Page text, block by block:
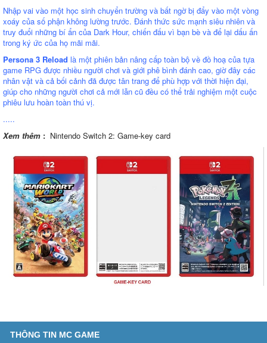
Nhập vai vào một học sinh chuyển trường và bất ngờ bị đẩy vào một vòng
xoáy của số phận không lường trước. Đánh thức sức mạnh siêu nhiên và
truy đuổi những bí ẩn của Dark Hour, chiến đấu vì bạn bè và để lại dấu ấn
trong ký ức của họ mãi mãi.
Persona 3 Reload là một phiên bản nâng cấp toàn bộ về đồ hoạ của tựa
game RPG được nhiều người chơi và giới phê bình đánh cao, giờ đây các
nhân vật và cả bối cảnh đã được tân trang để phù hợp với thời hiện đại,
giúp cho những người chơi cả mới lẫn cũ đều có thể trải nghiệm một cuộc
phiêu lưu hoàn toàn thú vị.
.....
Xem thêm : Nintendo Switch 2: Game-key card
THÔNG TIN MC GAME